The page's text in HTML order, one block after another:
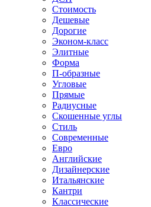
Стоимость
Дешевые
Дорогие
Эконом-класс
Элитные
Форма
П-образные
Угловые
Прямые
Радиусные
Скошенные углы
Стиль
Современные
Евро
Английские
Дизайнерские
Итальянские
Кантри
Классические